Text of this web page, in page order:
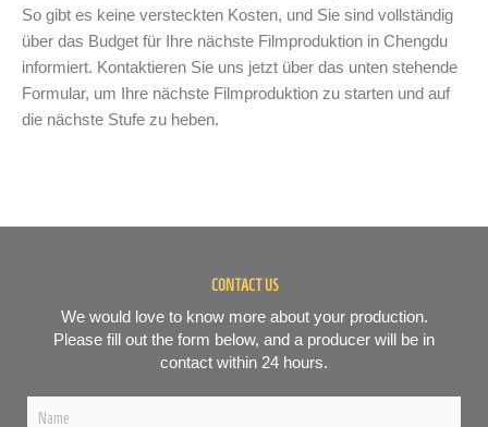
So gibt es keine versteckten Kosten, und Sie sind vollständig
über das Budget für Ihre nächste Filmproduktion in Chengdu
informiert. Kontaktieren Sie uns jetzt über das unten stehende
Formular, um Ihre nächste Filmproduktion zu starten und auf
die nächste Stufe zu heben.
CONTACT US
We would love to know more about your production.
Please fill out the form below, and a producer will be in
contact within 24 hours.